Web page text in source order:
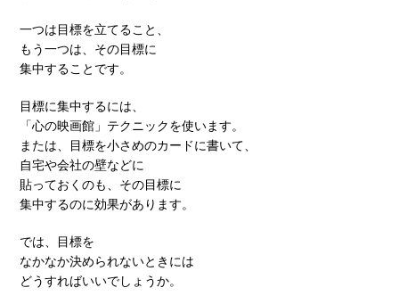
一つは目標を立てること、
もう一つは、その目標に
集中することです。
目標に集中するには、
「心の映画館」テクニックを使います。
または、目標を小さめのカードに書いて、
自宅や会社の壁などに
貼っておくのも、その目標に
集中するのに効果があります。
では、目標を
なかなか決められないときには
どうすればいいでしょうか。